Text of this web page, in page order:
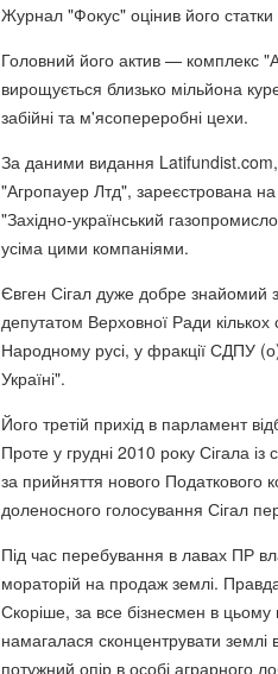
Журнал "Фокус" оцінив його
Головний його актив — комплекс
вирощується близько мільйона
забійні та м'ясопереробні цехи.
За даними видання
"Агропауер Лтд", зареєстрована
"Західно-український
усіма цими компаніями.
Євген Сігал дуже добре знайомий
депутатом Верховної Ради
Народному русі, у фракції СДПУ
Україні".
Його третій прихід в парламент
Проте у грудні 2010 року Сігала
за прийняття нового Податкового
доленосного голосування Сігал
Під час перебування в лавах ПР
мораторій на продаж землі.
Скоріше, за все бізнесмен в цьому
намагалася сконцентрувати землі
потужний опір в особі аграрного